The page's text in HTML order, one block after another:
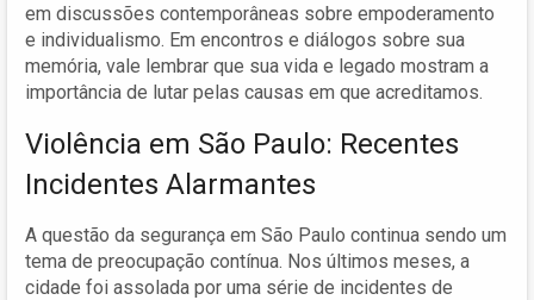
em discussões contemporâneas sobre empoderamento
e individualismo. Em encontros e diálogos sobre sua
memória, vale lembrar que sua vida e legado mostram a
importância de lutar pelas causas em que acreditamos.
Violência em São Paulo: Recentes
Incidentes Alarmantes
A questão da segurança em São Paulo continua sendo um
tema de preocupação contínua. Nos últimos meses, a
cidade foi assolada por uma série de incidentes de